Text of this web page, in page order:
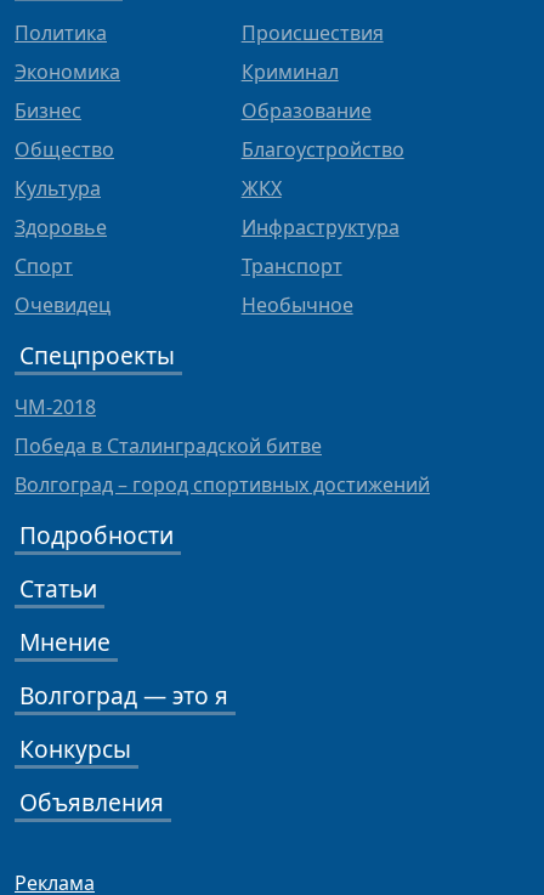
Политика
Экономика
Бизнес
Общество
Культура
Здоровье
Спорт
Очевидец
Происшествия
Криминал
Образование
Благоустройство
ЖКХ
Инфраструктура
Транспорт
Необычное
Спецпроекты
ЧМ-2018
Победа в Сталинградской битве
Волгоград – город спортивных достижений
Подробности
Статьи
Мнение
Волгоград — это я
Конкурсы
Объявления
Реклама